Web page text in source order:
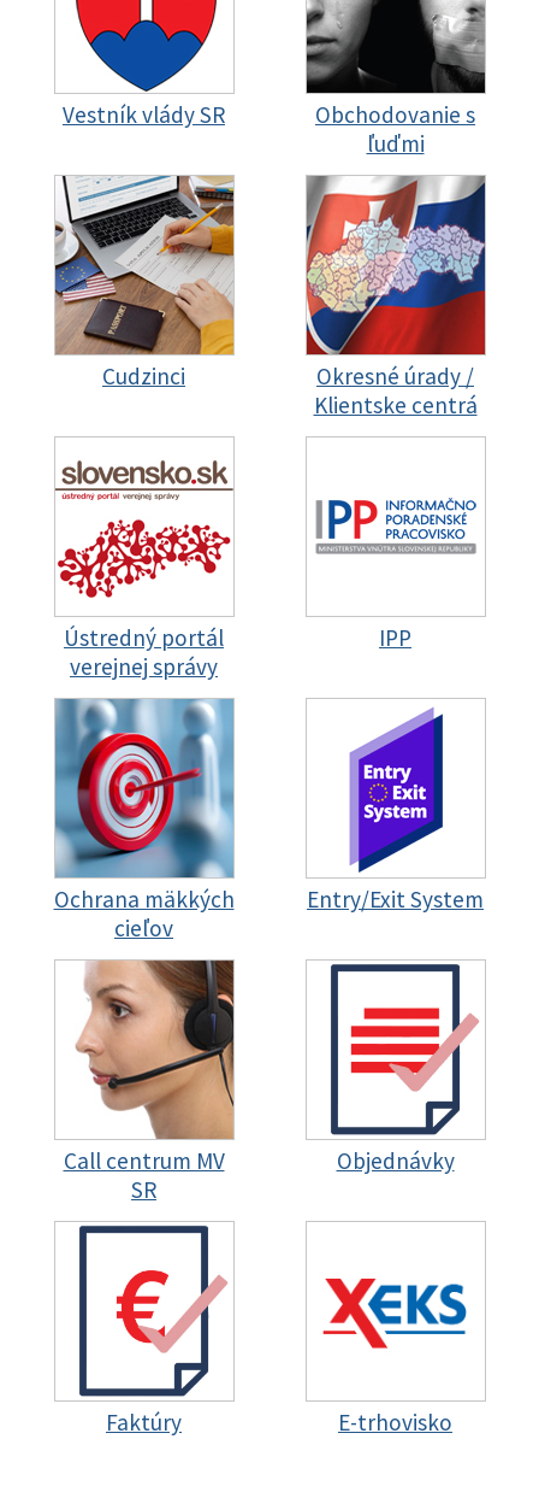
Vestník vlády SR
Obchodovanie s
ľuďmi
Cudzinci
Okresné úrady /
Klientske centrá
Ústredný portál
verejnej správy
IPP
Ochrana mäkkých
cieľov
Entry/Exit System
Call centrum MV
SR
Objednávky
Faktúry E-trhovisko